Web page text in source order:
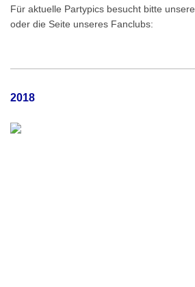
Für aktuelle Partypics besucht bitte unsere
oder die Seite unseres Fanclubs:
2018